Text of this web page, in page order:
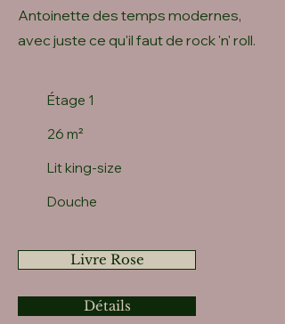
Antoinette des temps modernes,
avec juste ce qu'il faut de rock 'n' roll.
Étage 1
26 m²
Lit king-size
Douche
Livre Rose
Détails